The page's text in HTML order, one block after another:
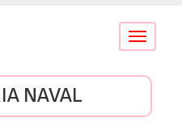
Conmutar
NAVAL